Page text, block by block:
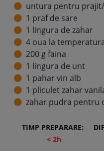
TIMP PREPARARE:
< 2h
untura pentru
1 praf de sare
1 lingura de zahar
4 oua la
200 g faina
1 lingura de unt
1 pahar vin alb
1 pliculet zahar
zahar pudra pentru